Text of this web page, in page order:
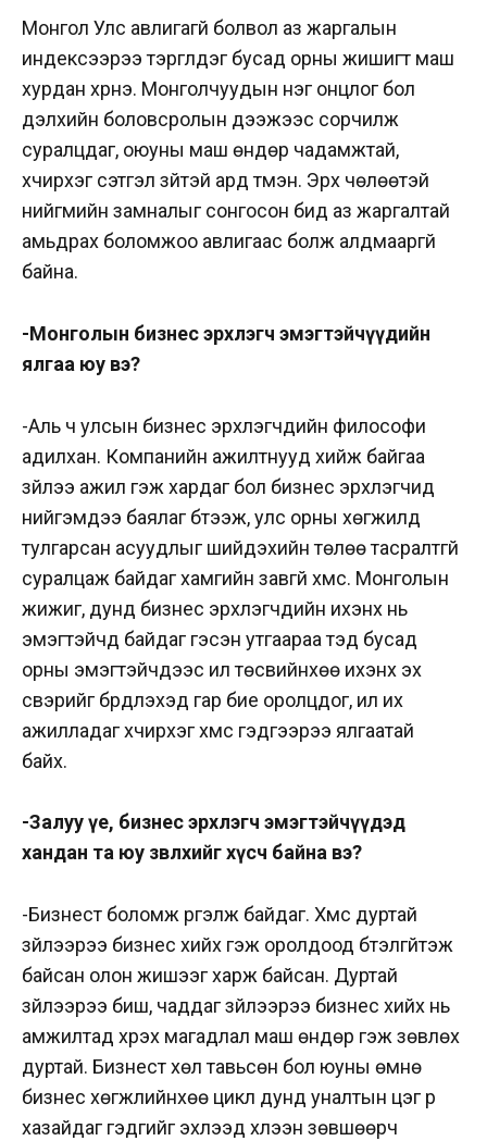
Монгол Улс авлигагүй болвол аз жаргалын
индексээрээ тэргүүлдэг бусад орны жишигт маш
хурдан хүрнэ. Монголчуудын нэг онцлог бол
дэлхийн боловсролын дээжээс сорчилж
суралцдаг, оюуны маш өндөр чадамжтай,
хүчирхэг сэтгэл зүйтэй ард түмэн. Эрх чөлөөтэй
нийгмийн замналыг сонгосон бид аз жаргалтай
амьдрах боломжоо авлигаас болж алдмааргүй
байна.
-Монголын бизнес эрхлэгч эмэгтэйчүүдийн
ялгаа юу вэ?
-Аль ч улсын бизнес эрхлэгчдийн философи
адилхан. Компанийн ажилтнууд хийж байгаа
зүйлээ ажил гэж хардаг бол бизнес эрхлэгчид
нийгэмдээ баялаг бүтээж, улс орны хөгжилд
тулгарсан асуудлыг шийдэхийн төлөө тасралтгүй
суралцаж байдаг хамгийн завгүй хүмүүс. Монголын
жижиг, дунд бизнес эрхлэгчдийн ихэнх нь
эмэгтэйчүүд байдаг гэсэн утгаараа тэд бусад
орны эмэгтэйчүүдээс илүү төсвийнхөө ихэнх эх
үүсвэрийг бүрдүүлэхэд гар бие оролцдог, илүү их
ажилладаг хүчирхэг хүмүүс гэдгээрээ ялгаатай
байх.
-Залуу үе, бизнес эрхлэгч эмэгтэйчүүдэд
хандан та юу зөвлөхийг хүсч байна вэ?
-Бизнест боломж үргэлж байдаг. Хүмүүс дуртай
зүйлээрээ бизнес хийх гэж оролдоод бүтэлгүйтэж
байсан олон жишээг харж байсан. Дуртай
зүйлээрээ биш, чаддаг зүйлээрээ бизнес хийх нь
амжилтад хүрэх магадлал маш өндөр гэж зөвлөх
дуртай. Бизнест хөл тавьсөн бол юуны өмнө
бизнес хөгжлийнхөө цикл дунд уналтын цэг рүү
хазайдаг гэдгийг эхлээд хүлээн зөвшөөрч